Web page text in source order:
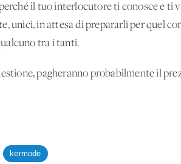
il tuo interlocutore ti conosce e ti
unici, in attesa di prepararli per quel
tra i tanti.
pagheranno probabilmente il
kermode